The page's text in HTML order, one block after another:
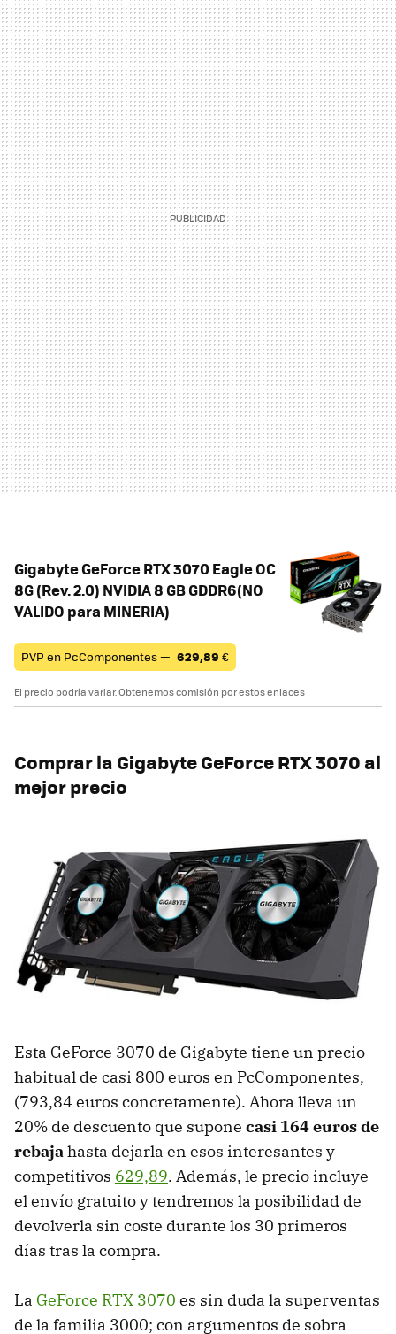
Gigabyte GeForce RTX 3070 Eagle OC
8G (Rev. 2.0) NVIDIA 8 GB GDDR6(NO
VALIDO para MINERIA)
PVP en PcComponentes — 629,89 €
El precio podría variar. Obtenemos comisión por estos enlaces
Comprar la Gigabyte GeForce RTX 3070 al
mejor precio
Esta GeForce 3070 de Gigabyte tiene un precio
habitual de casi 800 euros en PcComponentes,
(793,84 euros concretamente). Ahora lleva un
20% de descuento que supone casi 164 euros de
rebajahasta dejarla en esos interesantes y
competitivos 629,89. Además, le precio incluye
el envío gratuito y tendremos la posibilidad de
devolverla sin coste durante los 30 primeros
días tras la compra.
La GeForce RTX 3070 es sin duda la superventas
de la familia 3000; con argumentos de sobra